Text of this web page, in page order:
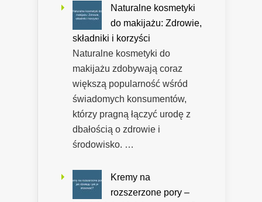
Naturalne kosmetyki
do makijażu: Zdrowie,
składniki i korzyści
Naturalne kosmetyki do
makijażu zdobywają coraz
większą popularność wśród
świadomych konsumentów,
którzy pragną łączyć urodę z
dbałością o zdrowie i
środowisko. …
Kremy na
rozszerzone pory –